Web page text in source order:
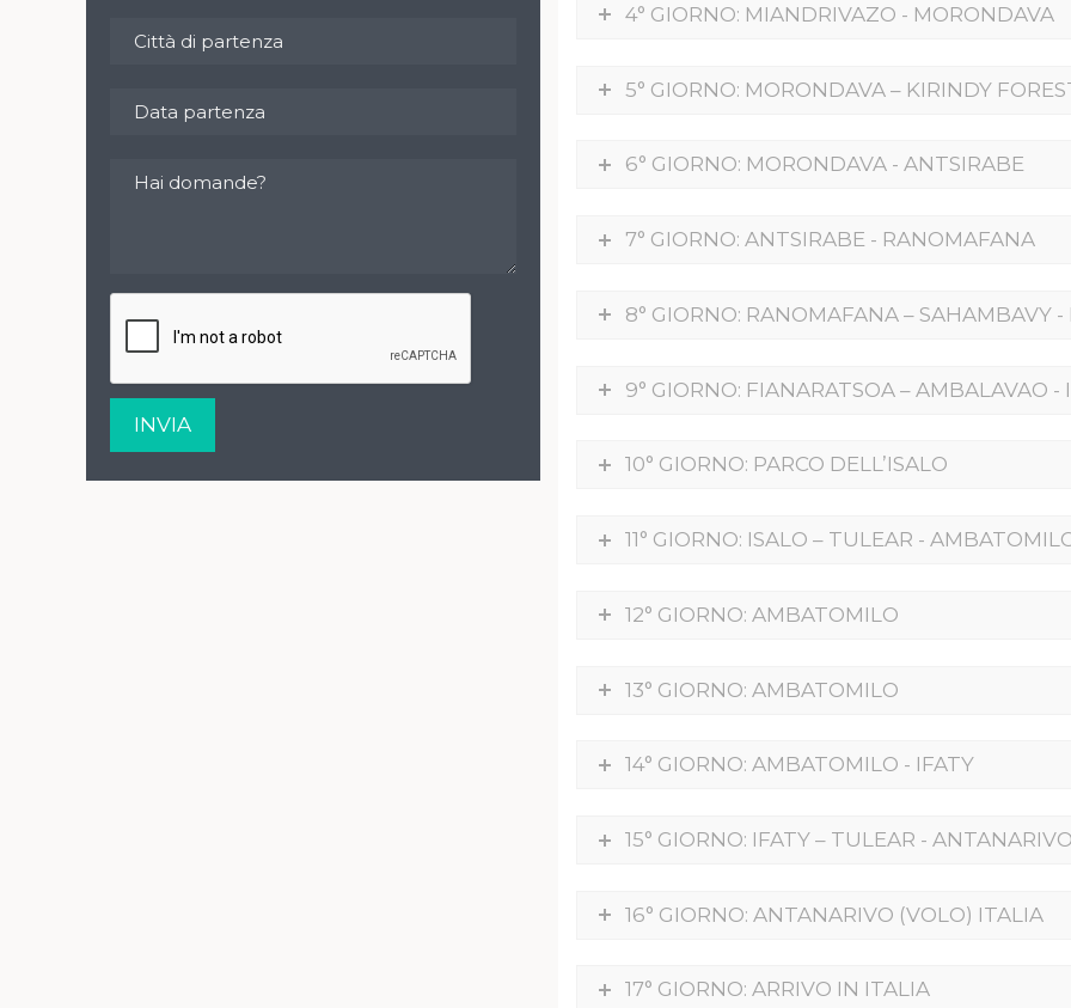
4° GIORNO: MIANDRIVAZO - MORONDAVA
5° GIORNO: MORONDAVA – KIRINDY
6° GIORNO: MORONDAVA - ANTSIRABE
7° GIORNO: ANTSIRABE - RANOMAFANA
8° GIORNO: RANOMAFANA – SAHAMBAVY
9° GIORNO: FIANARATSOA – AMBALAVAO -
10° GIORNO: PARCO DELL’ISALO
11° GIORNO: ISALO – TULEAR -
12° GIORNO: AMBATOMILO
13° GIORNO: AMBATOMILO
14° GIORNO: AMBATOMILO - IFATY
15° GIORNO: IFATY – TULEAR -
16° GIORNO: ANTANARIVO (VOLO) ITALIA
17° GIORNO: ARRIVO IN ITALIA